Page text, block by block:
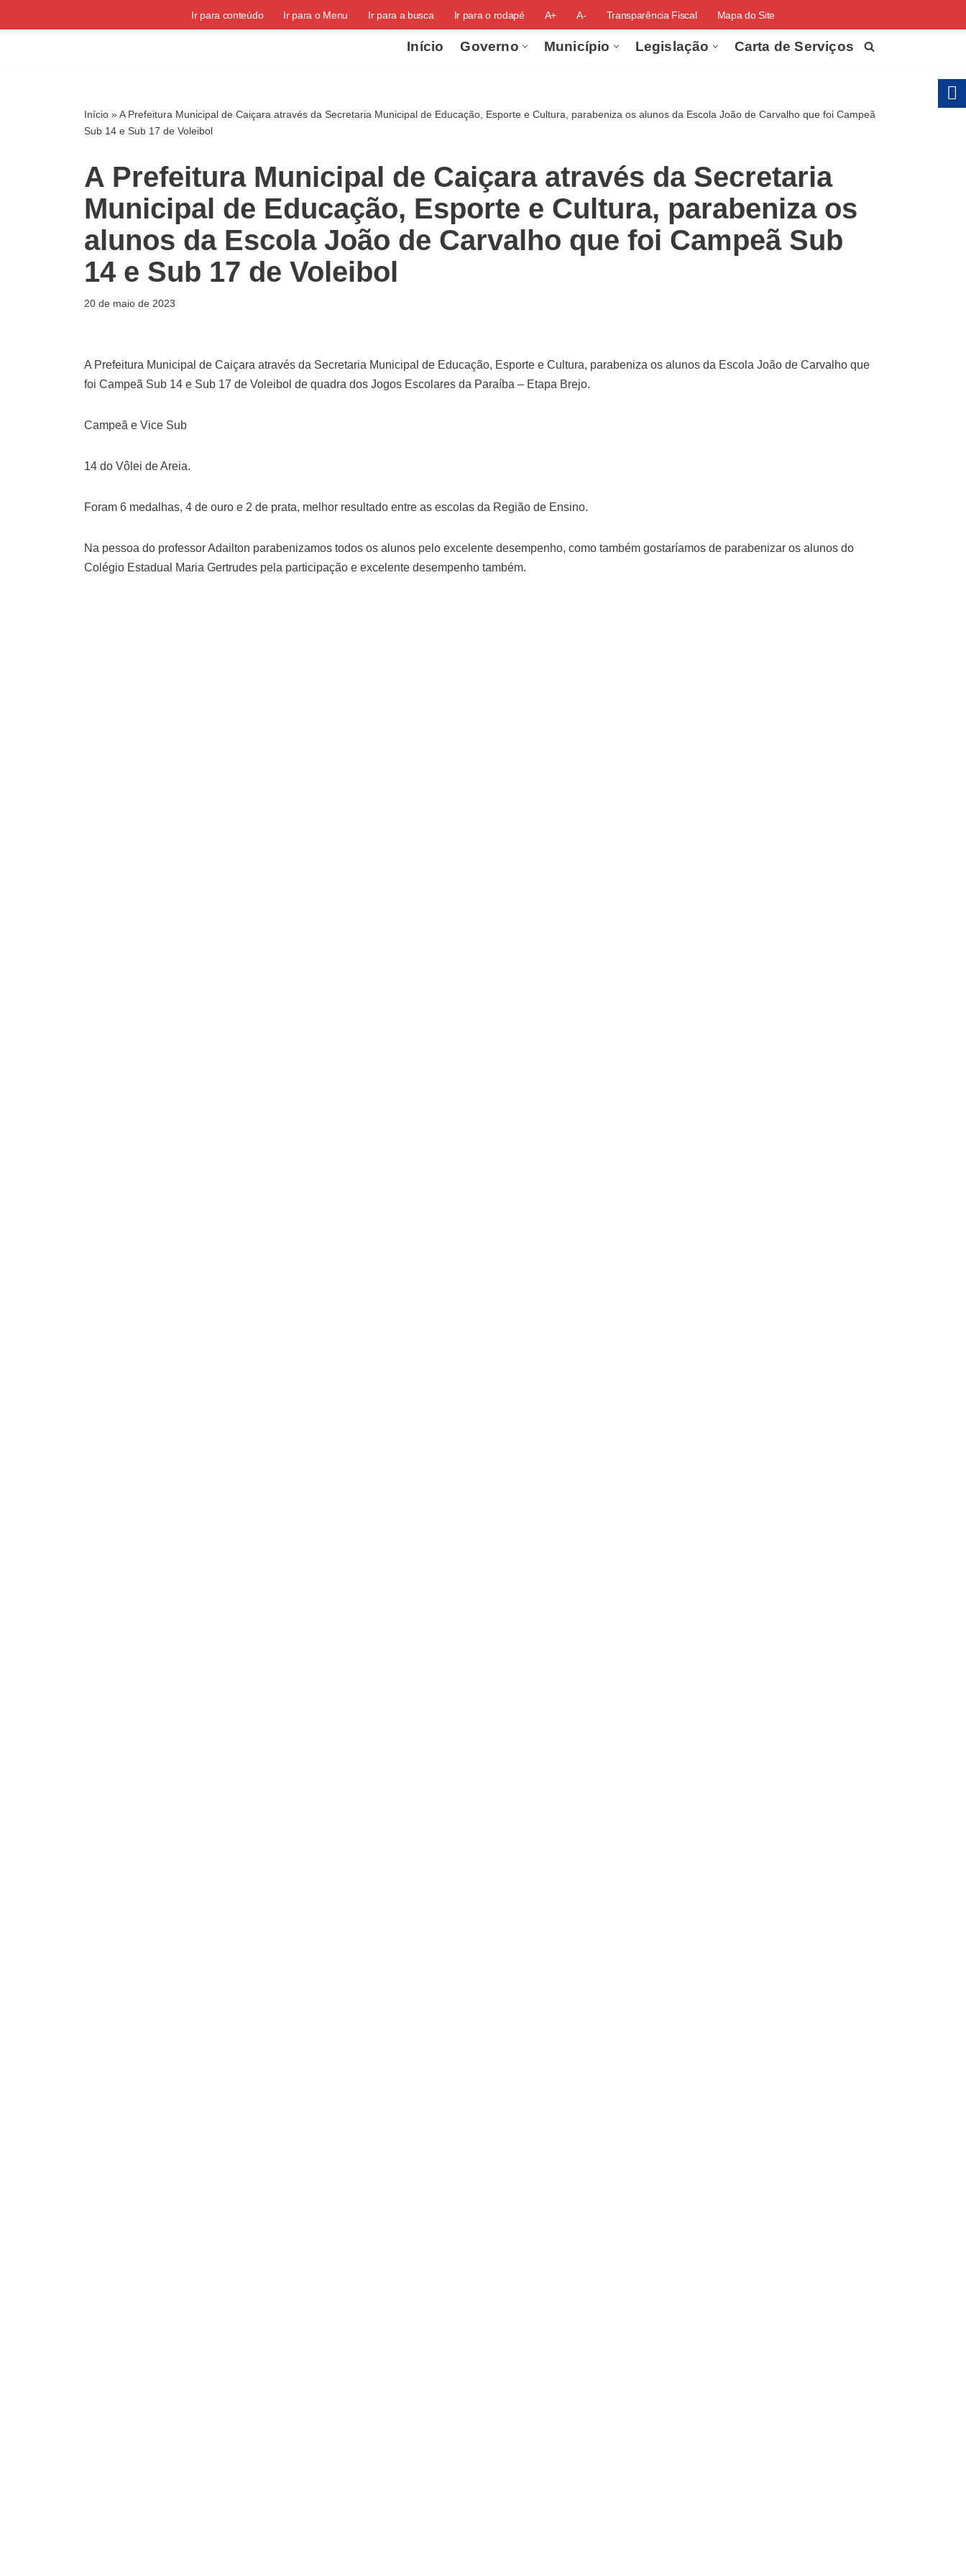
Ir para conteúdo Ir para o Menu Ir para a busca Ir para o rodapé A+ A- Transparência Fiscal Mapa do Site
Início Governo Município Legislação Carta de Serviços
Início »A Prefeitura Municipal de Caiçara através da Secretaria Municipal de Educação, Esporte e Cultura, parabeniza os alunos da Escola João de Carvalho que foi Campeã
Sub 14 e Sub 17 de Voleibol
A Prefeitura Municipal de Caiçara através da Secretaria
Municipal de Educação, Esporte e Cultura, parabeniza os
alunos da Escola João de Carvalho que foi Campeã Sub
14 e Sub 17 de Voleibol
20 de maio de 2023
A Prefeitura Municipal de Caiçara através da Secretaria Municipal de Educação, Esporte e Cultura, parabeniza os alunos da Escola João de Carvalho que
foi Campeã Sub 14 e Sub 17 de Voleibol de quadra dos Jogos Escolares da Paraíba – Etapa Brejo.
Campeã e Vice Sub
14 do Vôlei de Areia.
Foram 6 medalhas, 4 de ouro e 2 de prata, melhor resultado entre as escolas da Região de Ensino.
Na pessoa do professor Adailton parabenizamos todos os alunos pelo excelente desempenho, como também gostaríamos de parabenizar os alunos do
Colégio Estadual Maria Gertrudes pela participação e excelente desempenho também.